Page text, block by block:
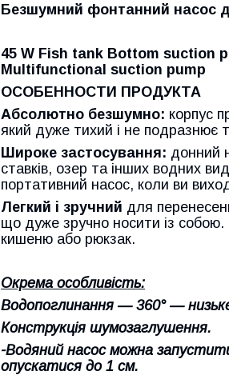
Безшумний фонтанний насос
45 W Fish tank Bottom suction
Multifunctional suction pump
ОСОБЕННОСТИ ПРОДУКТА
Абсолютно безшумно: корпус
який дуже тихий і не подразнює
Широке застосування: донний
ставків, озер та інших водних
портативний насос, коли ви
Легкий і зручний для
що дуже зручно носити із собою.
кишеню або рюкзак.
Окрема особливість:
Водопоглинання — 360° —
Конструкція шумозаглушення.
-Водяний насос можна
опускатися до 1 см.